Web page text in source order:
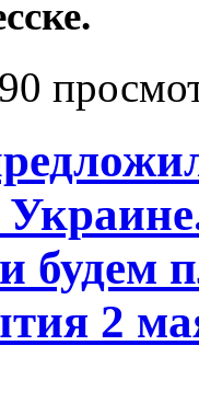
Карачаево-
будем
2